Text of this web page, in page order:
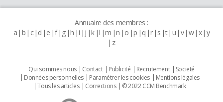
Annuaire des membres :
a b c d e f g h i j k l m n o p q r s t u v w x y
z
Qui sommes nous Contact Publicité Recrutement
Societé
Données personnelles
Paramétrer les cookies
Mentions légales
Tous les articles
Corrections © 2022 CCM Benchmark